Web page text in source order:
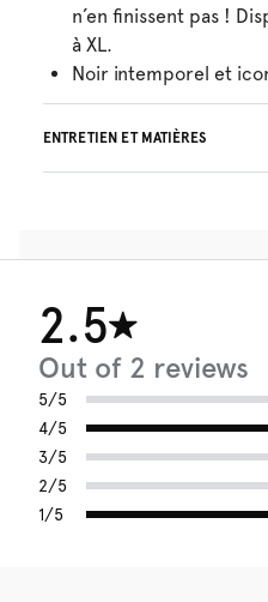
n’en finissent pas !
à XL.
Noir intemporel et
ENTRETIEN ET MATIÈRES
Coton:8%,
2.5
Out of 2 reviews
5/5
4/5
3/5
2/5
1/5